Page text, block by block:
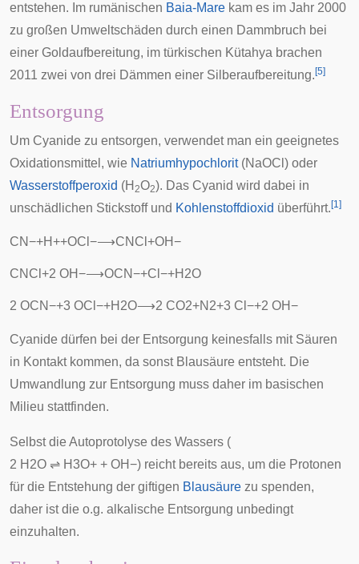
entstehen. Im rumänischen Baia-Mare kam es im Jahr 2000
zu großen Umweltschäden durch einen Dammbruch bei
einer Goldaufbereitung, im türkischen Kütahya brachen
2011 zwei von drei Dämmen einer Silberaufbereitung. [5]
Entsorgung
Um Cyanide zu entsorgen, verwendet man ein geeignetes
Oxidationsmittel, wie Natriumhypochlorit(NaOCl) oder
Wasserstoffperoxid (H 2O2). Das Cyanid wird dabei in
unschädlichen Stickstoff und Kohlenstoffdioxid überführt. [1]
CN−+H++OC −⟶CN C +OH−
CN C +2 OH−⟶OCN−+C −+H 2O
2 OCN−+3 OC −+H 2O⟶2 CO2+N 2+3 C −+2 OH−
Cyanide dürfen bei der Entsorgung keinesfalls mit Säuren
in Kontakt kommen, da sonst Blausäure entsteht. Die
Umwandlung zur Entsorgung muss daher im basischen
Milieu stattfinden.
Selbst die Autoprotolyse des Wassers (
2 H 2O ⇌ H3O+ + OH−) reicht bereits aus, um die Protonen
für die Entstehung der giftigen Blausäure zu spenden,
daher ist die o.g. alkalische Entsorgung unbedingt
einzuhalten.